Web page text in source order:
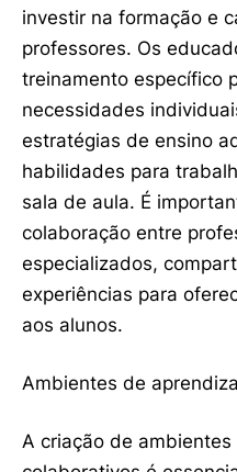
investir na formação e
professores. Os
treinamento específico
necessidades
estratégias de ensino
habilidades para
sala de aula. É
colaboração entre
especializados,
experiências para
aos alunos.
Ambientes de
A criação de